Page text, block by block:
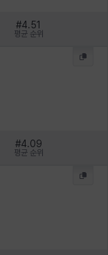
#4.51
평균 순위
#4.09
평균 순위